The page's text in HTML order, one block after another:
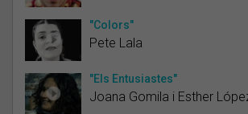
"Colors"
Pete Lala
"Els Entusiastes"
Joana Gomila i Esther